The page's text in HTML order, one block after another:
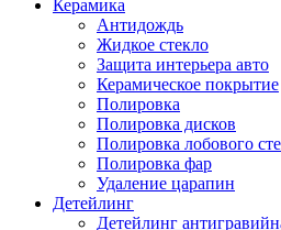
Керамика
Антидождь
Жидкое стекло
Защита интерьера авто
Керамическое покрытие
Полировка
Полировка дисков
Полировка лобового
Полировка фар
Удаление царапин
Детейлинг
Детейлинг